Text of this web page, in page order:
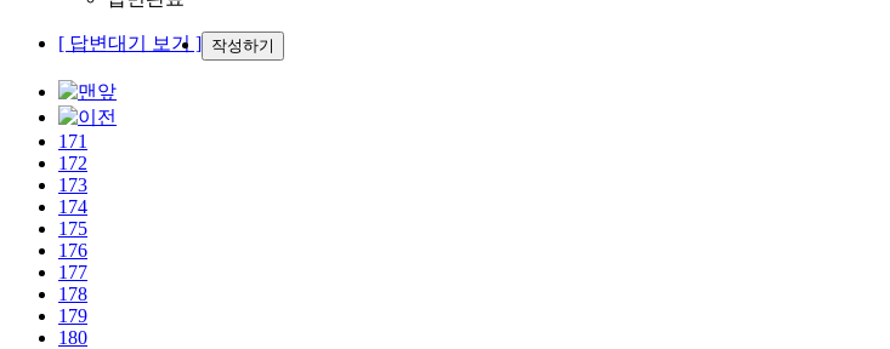
[ 답변대기 보기 ] 작성하기
171
172
173
174
175
176
177
178
179
180